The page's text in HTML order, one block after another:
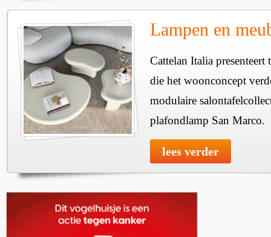
Lampen en
Cattelan Italia
die het woonconcept
modulaire
plafondlamp San Marco.
lees verder